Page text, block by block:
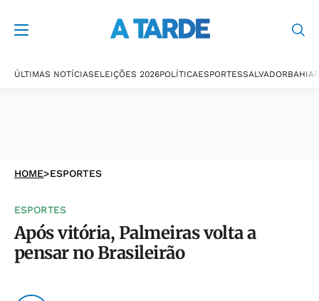
ÚLTIMAS NOTÍCIASELEIÇÕES 2026POLÍTICAESPORTESSALVADORBAHIA
HOME>ESPORTES
ESPORTES
Após vitória, Palmeiras volta a
pensar no Brasileirão